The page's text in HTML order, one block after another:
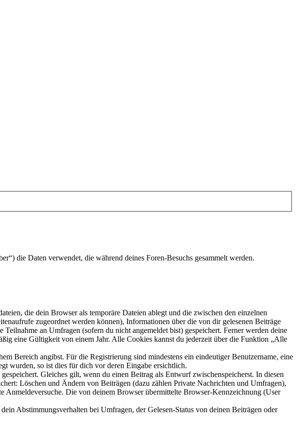
die Daten verwendet, die während deines Foren-Besuchs gesammelt werden.
die dein Browser als temporäre Dateien ablegt und die zwischen den einzelnen
zugeordnet werden können), Informationen über die von dir gelesenen Beiträge
an Umfragen (sofern du nicht angemeldet bist) gespeichert. Ferner werden deine
eine Gültigkeit von einem Jahr. Alle Cookies kannst du jederzeit über die Funktion „Alle
Bereich angibst. Für die Registrierung sind mindestens ein eindeutiger Benutzername, eine
wurden, so ist dies für dich vor deren Eingabe ersichtlich.
Gleiches gilt, wenn du einen Beitrag als Entwurf zwischenspeicherst. In diesen
Löschen und Ändern von Beiträgen (dazu zählen Private Nachrichten und Umfragen),
Die von deinem Browser übermittelte Browser-Kennzeichnung (User
Abstimmungsverhalten bei Umfragen, der Gelesen-Status von deinen Beiträgen oder